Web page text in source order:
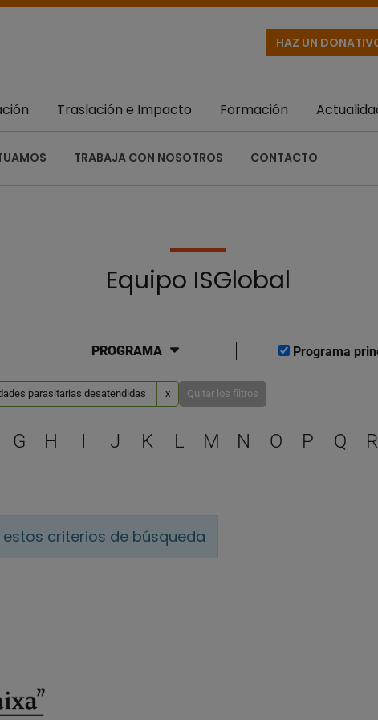
HAZ UN
TRABAJA CON NOSOTROS CONTACTO
Traslación e Impacto Formación
Equipo ISGlobal
PROGRAMA Programa
parasitarias desatendidas x Quitar los filtros
Selecciona una letra
G H I J K L M N O P Q R
criterios de búsqueda